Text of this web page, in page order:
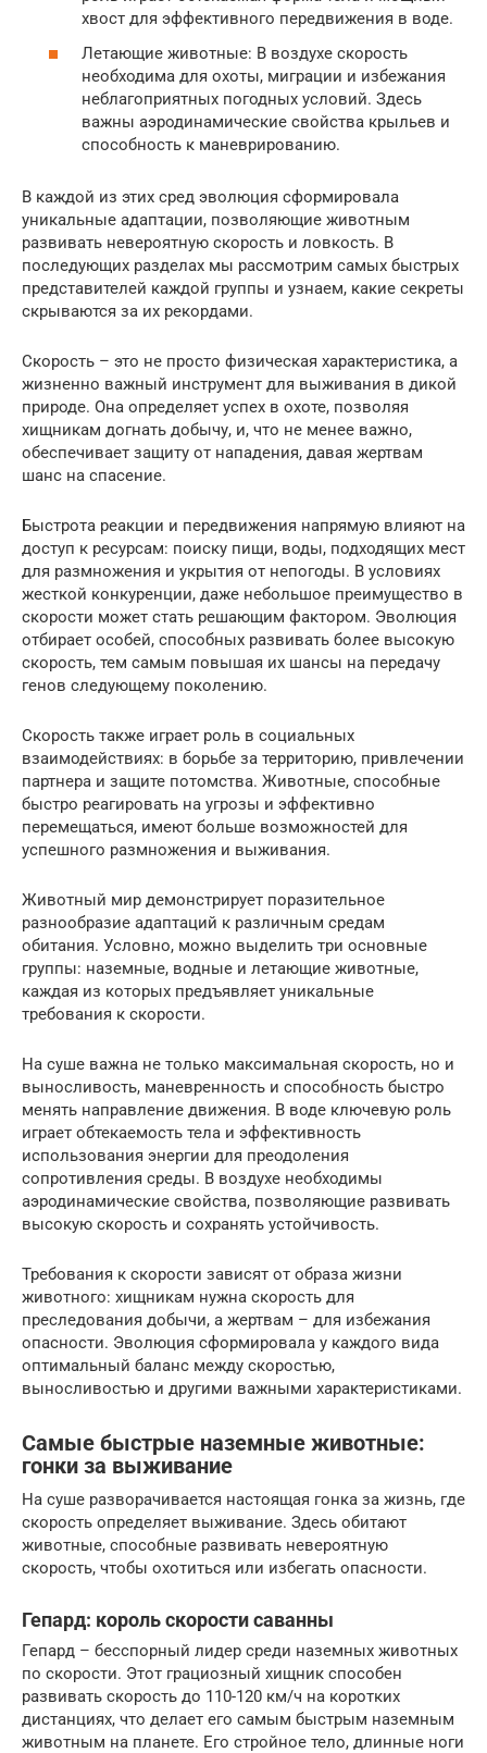
хвост для эффективного передвижения в воде.
Летающие животные: В воздухе скорость
необходима для охоты, миграции и избежания
неблагоприятных погодных условий. Здесь
важны аэродинамические свойства крыльев и
способность к маневрированию.
В каждой из этих сред эволюция сформировала
уникальные адаптации, позволяющие животным
развивать невероятную скорость и ловкость. В
последующих разделах мы рассмотрим самых быстрых
представителей каждой группы и узнаем, какие секреты
скрываются за их рекордами.
Скорость – это не просто физическая характеристика, а
жизненно важный инструмент для выживания в дикой
природе. Она определяет успех в охоте, позволяя
хищникам догнать добычу, и, что не менее важно,
обеспечивает защиту от нападения, давая жертвам
шанс на спасение.
Быстрота реакции и передвижения напрямую влияют на
доступ к ресурсам: поиску пищи, воды, подходящих мест
для размножения и укрытия от непогоды. В условиях
жесткой конкуренции, даже небольшое преимущество в
скорости может стать решающим фактором. Эволюция
отбирает особей, способных развивать более высокую
скорость, тем самым повышая их шансы на передачу
генов следующему поколению.
Скорость также играет роль в социальных
взаимодействиях: в борьбе за территорию, привлечении
партнера и защите потомства. Животные, способные
быстро реагировать на угрозы и эффективно
перемещаться, имеют больше возможностей для
успешного размножения и выживания.
Животный мир демонстрирует поразительное
разнообразие адаптаций к различным средам
обитания. Условно, можно выделить три основные
группы: наземные, водные и летающие животные,
каждая из которых предъявляет уникальные
требования к скорости.
На суше важна не только максимальная скорость, но и
выносливость, маневренность и способность быстро
менять направление движения. В воде ключевую роль
играет обтекаемость тела и эффективность
использования энергии для преодоления
сопротивления среды. В воздухе необходимы
аэродинамические свойства, позволяющие развивать
высокую скорость и сохранять устойчивость.
Требования к скорости зависят от образа жизни
животного: хищникам нужна скорость для
преследования добычи, а жертвам – для избежания
опасности. Эволюция сформировала у каждого вида
оптимальный баланс между скоростью,
выносливостью и другими важными характеристиками.
Самые быстрые наземные животные:
гонки за выживание
На суше разворачивается настоящая гонка за жизнь, где
скорость определяет выживание. Здесь обитают
животные, способные развивать невероятную
скорость, чтобы охотиться или избегать опасности.
Гепард: король скорости саванны
Гепард – бесспорный лидер среди наземных животных
по скорости. Этот грациозный хищник способен
развивать скорость до 110-120 км/ч на коротких
дистанциях, что делает его самым быстрым наземным
животным на планете. Его стройное тело, длинные ноги